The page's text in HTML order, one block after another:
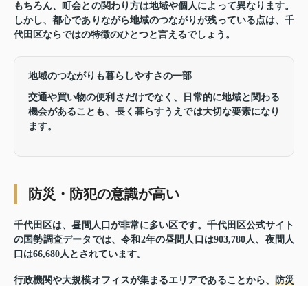
もちろん、町会との関わり方は地域や個人によって異なります。
しかし、都心でありながら地域のつながりが残っている点は、千
代田区ならではの特徴のひとつと言えるでしょう。
地域のつながりも暮らしやすさの一部
交通や買い物の便利さだけでなく、日常的に地域と関わる
機会があることも、長く暮らすうえでは大切な要素になり
ます。
防災・防犯の意識が高い
千代田区は、昼間人口が非常に多い区です。千代田区公式サイト
の国勢調査データでは、令和2年の昼間人口は903,780人、夜間人
口は66,680人とされています。
行政機関や大規模オフィスが集まるエリアであることから、 防災